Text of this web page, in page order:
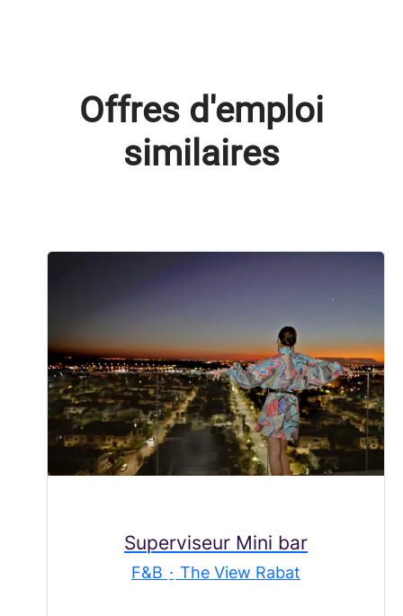
Offres d'emploi
similaires
Superviseur Mini bar
F&B · The View Rabat